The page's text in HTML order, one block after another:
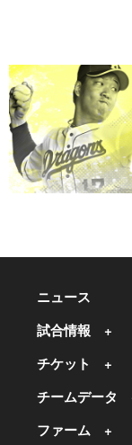
ニュース
試合情報
チケット
チームデータ
ファーム